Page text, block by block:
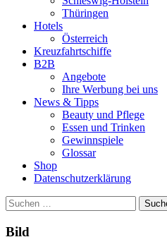
Thüringen
Hotels
Österreich
Kreuzfahrtschiffe
B2B
Angebote
Ihre Werbung bei uns
News & Tipps
Beauty und Pflege
Essen und Trinken
Gewinnspiele
Glossar
Shop
Datenschutzerklärung
Suchen
nach:
Bild